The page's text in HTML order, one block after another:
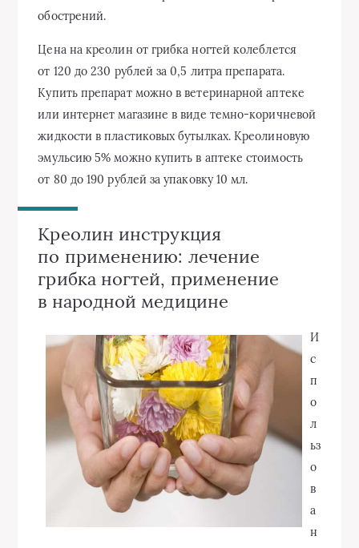
обострений.
Цена на креолин от грибка ногтей колеблется
от 120 до 230 рублей за 0,5 литра препарата.
Купить препарат можно в ветеринарной аптеке
или интернет магазине в виде темно-коричневой
жидкости в пластиковых бутылках. Креолиновую
эмульсию 5% можно купить в аптеке стоимость
от 80 до 190 рублей за упаковку 10 мл.
Креолин инструкция
по применению: лечение
грибка ногтей, применение
в народной медицине
И
с
п
о
л
ьз
о
в
а
н